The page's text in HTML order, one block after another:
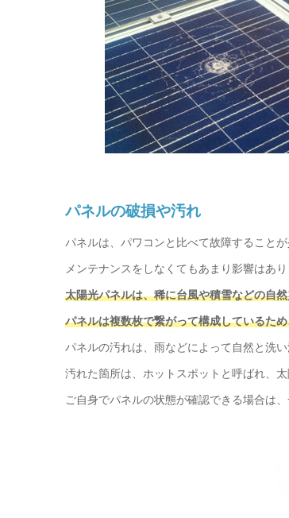
パネルの破損や汚れ
パネルは、パワコンと比べて故障することが
メンテナンスをしなくてもあまり影響はあ
太陽光パネルは、稀に台風や積雪などの自
パネルは複数枚で繋がって構成しているた
パネルの汚れは、雨などによって自然と洗
汚れた箇所は、ホットスポットと呼ばれ、
ご自身でパネルの状態が確認できる場合は